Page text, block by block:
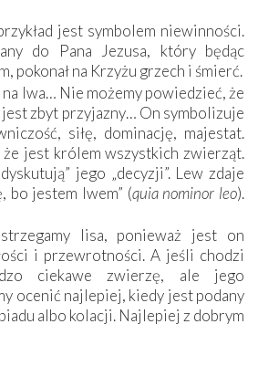
jest symbolem niewinności.
do Pana Jezusa, który będąc
pokonał na Krzyżu grzech i śmierć.
lwa… Nie możemy powiedzieć, że
zbyt przyjazny… On symbolizuje
siłę, dominację, majestat.
że jest królem wszystkich zwierząt.
jego „decyzji”. Lew zdaje
bo jestem lwem” (quia nominor leo).
lisa, ponieważ jest on
i przewrotności. A jeśli chodzi
ciekawe zwierzę, ale jego
ocenić najlepiej, kiedy jest podany
albo kolacji. Najlepiej z dobrym